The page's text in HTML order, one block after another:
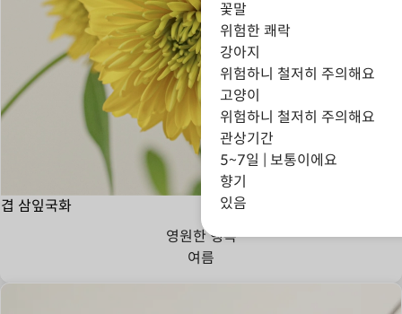
겹 삼잎국화
영원한 행복
여름
꽃말
위험한 쾌락
강아지
위험하니 철저히 주의해요
고양이
위험하니 철저히 주의해요
관상기간
5~7일 | 보통이에요
향기
있음